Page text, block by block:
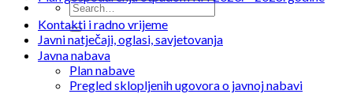
Kontakti i radno vrijeme
Javni natječaji, oglasi, savjetovanja
Javna nabava
Plan nabave
Pregled sklopljenih ugovora o javnoj nabavi